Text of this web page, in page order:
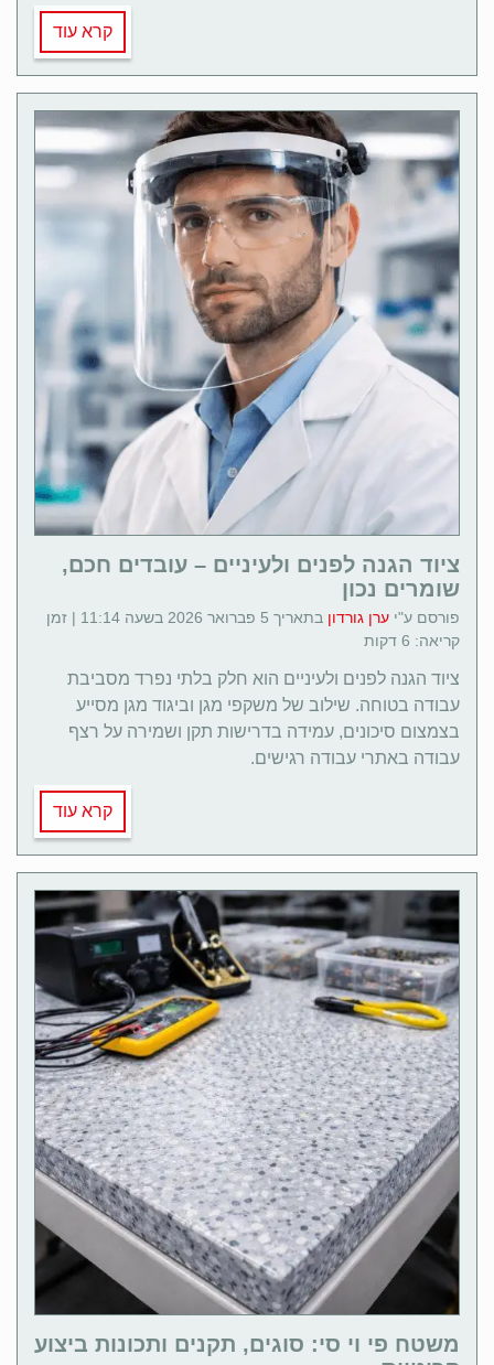
קרא עוד
ציוד הגנה לפנים ולעיניים – עובדים חכם,
שומרים נכון
פורסם ע"י ערן גורדון
בתאריך 5 פברואר 2026 בשעה 11:14 | זמן
קריאה: 6 דקות
ציוד הגנה לפנים ולעיניים הוא חלק בלתי נפרד מסביבת
עבודה בטוחה. שילוב של משקפי מגן וביגוד מגן מסייע
בצמצום סיכונים, עמידה בדרישות תקן ושמירה על רצף
עבודה באתרי עבודה רגישים.
קרא עוד
משטח פי וי סי: סוגים, תקנים ותכונות ביצוע